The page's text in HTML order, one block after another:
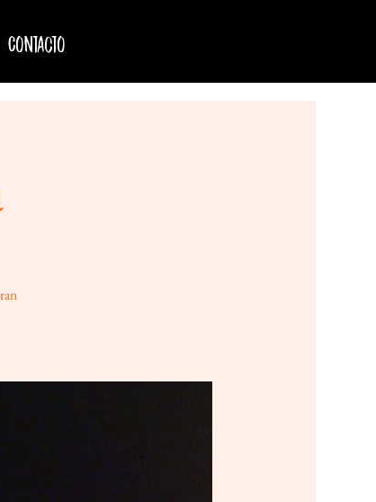
Contacto